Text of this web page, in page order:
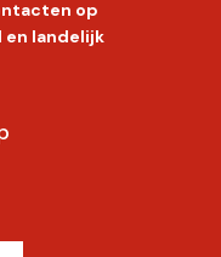
op
landelijk